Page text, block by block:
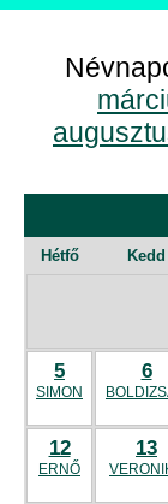
Hétfő Kedd
5
SIMON
6
12
ERNŐ
13